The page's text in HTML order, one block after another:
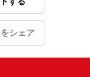
シェア